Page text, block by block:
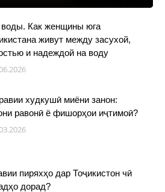
Как женщины юга
живут между засухой,
и надеждой на воду
худкушӣ миёни занон:
равонӣ ё фишорҳои иҷтимоӣ?
пиряхҳо дар Тоҷикистон чӣ
дорад?